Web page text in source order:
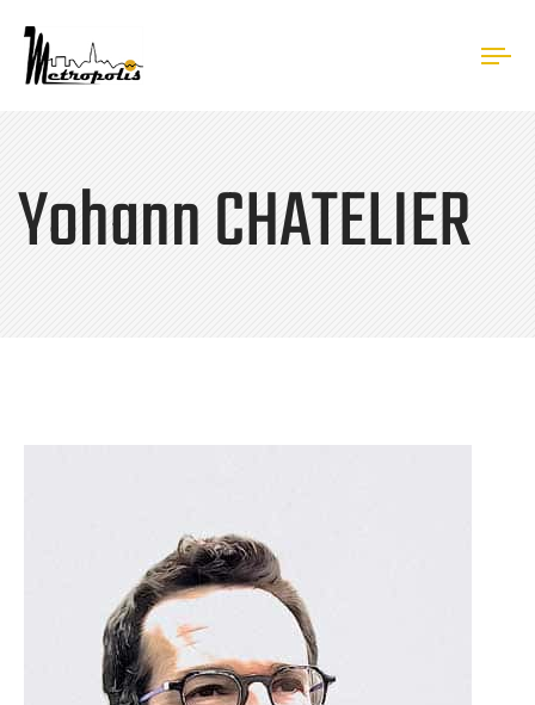
Yohann CHATELIER
Taper votre recherche et entrer